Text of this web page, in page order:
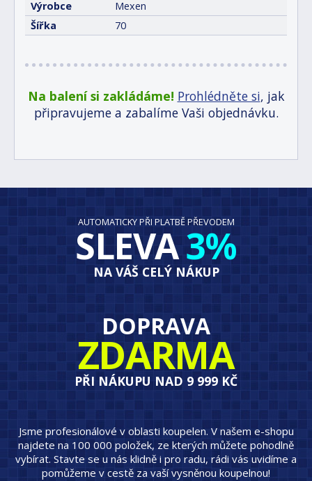
Výrobce
Mexen
Šířka
70
Na balení si zakládáme! Prohlédněte si, jak
připravujeme a zabalíme Vaši objednávku.
AUTOMATICKY PŘI PLATBĚ PŘEVODEM
SLEVA3%
NA VÁŠ CELÝ NÁKUP
DOPRAVA
ZDARMA
PŘI NÁKUPU NAD 9 999 KČ
Jsme profesionálové v oblasti koupelen. V našem e-shopu
najdete na 100 000 položek, ze kterých můžete pohodlně
vybírat. Stavte se u nás klidně i pro radu, rádi vás uvidíme a
pomůžeme v cestě za vaší vysněnou koupelnou!